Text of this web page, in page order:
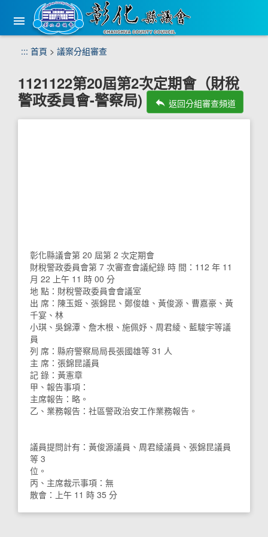
機
::: 首頁 > 議案分組審查
1121122第20屆第2次定期會（財稅
警政委員會-警察局)
reply 返回分組審查頻道
彰化縣議會第 20 屆第 2 次定期會
財稅警政委員會第 7 次審查會議紀錄 時 間：112 年 11
月 22 上午 11 時 00 分
地 點：財稅警政委員會會議室
出 席：陳玉姫、張錦昆、鄭俊雄、黃俊源、曹嘉豪、黃
千宴、林
小琪、吳錦潭、詹木根、施佩妤、周君綾、藍駿宇等議
員
列 席：縣府警察局局長張國雄等 31 人
主 席：張錦昆議員
記 錄：黃憲章
甲、報告事項：
主席報告：略。
乙、業務報告：社區警政治安工作業務報告。
議員提問計有：黃俊源議員、周君綾議員、張錦昆議員
等 3
位。
丙、主席裁示事項：無
散會：上午 11 時 35 分